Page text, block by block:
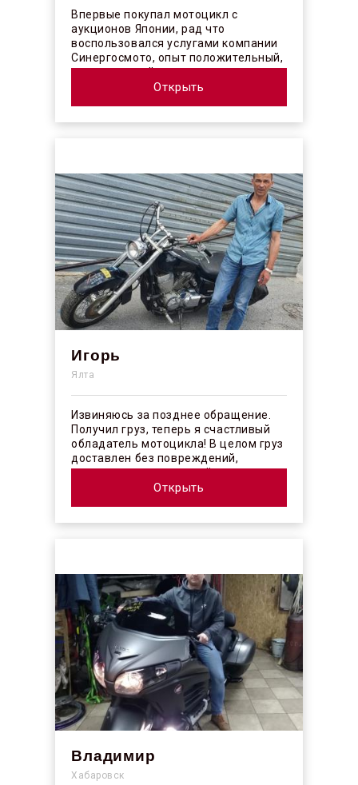
Впервые покупал мотоцикл с
аукционов Японии, рад что
воспользовался услугами компании
Синергосмото, опыт положительный,
коллектив действительно
профессионалы своего ...
Открыть
Игорь
Ялта
Извиняюсь за позднее обращение.
Получил груз, теперь я счастливый
обладатель мотоцикла! В целом груз
доставлен без повреждений,
огорчило отсутствие плёночного
Открыть
Владимир
Хабаровск